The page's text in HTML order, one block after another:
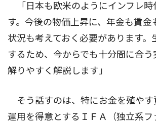
「日本も欧米のようにインフレ時
す。今後の物価上昇に、年金も賃金
状況も考えておく必要があります。
するため、今からでも十分間に合う
解りやすく解説します」
そう話すのは、特にお金を殖やす
運用を得意とするＩＦＡ（独立系フ